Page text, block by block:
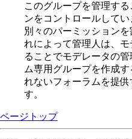
このグループを管理す
ンをコントロールして
別々のパーミッション
れによって管理人は、
ることでモデレータの
ム専用グループを作成
れないフォーラムを提
す。
ページトップ